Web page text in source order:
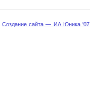
Создание сайта — ИА Юника '07